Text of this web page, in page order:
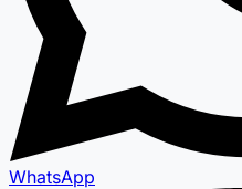
WhatsApp